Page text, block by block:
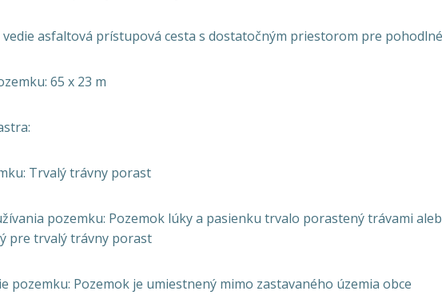
vedie asfaltová prístupová cesta s dostatočným priestorom pre
65 x 23 m
Trvalý trávny porast
pozemku: Pozemok lúky a pasienku trvalo porastený trávami
pre trvalý trávny porast
pozemku: Pozemok je umiestnený mimo zastavaného územia obce